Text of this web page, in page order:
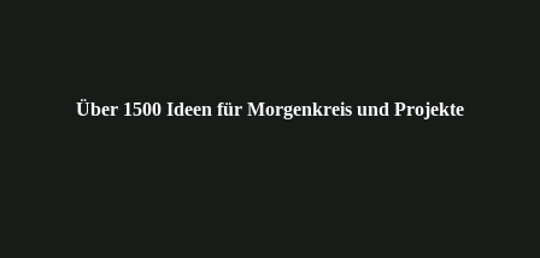
Über 1500 Ideen für Morgenkreis und Projekte